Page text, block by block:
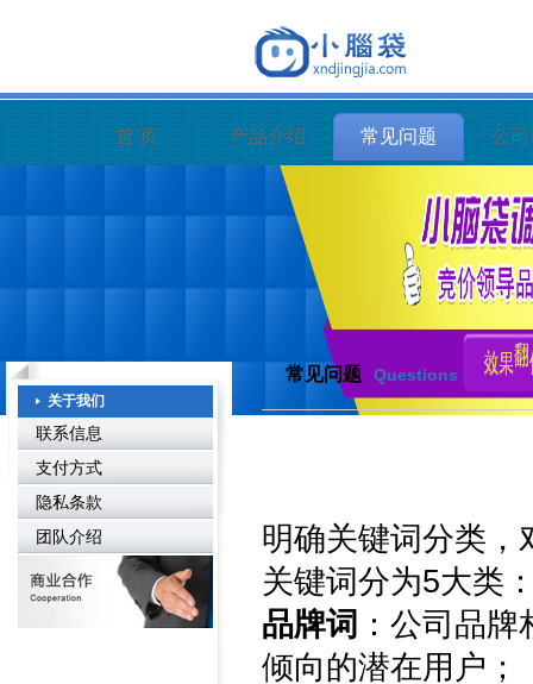
首 页 产品介绍 常见问题 公
关于我们
联系信息
支付方式
隐私条款
团队介绍
常见问题 Questions
明确关键词分类，
关键词分为5大类
品牌词 ：公司品
倾向的潜在用户；